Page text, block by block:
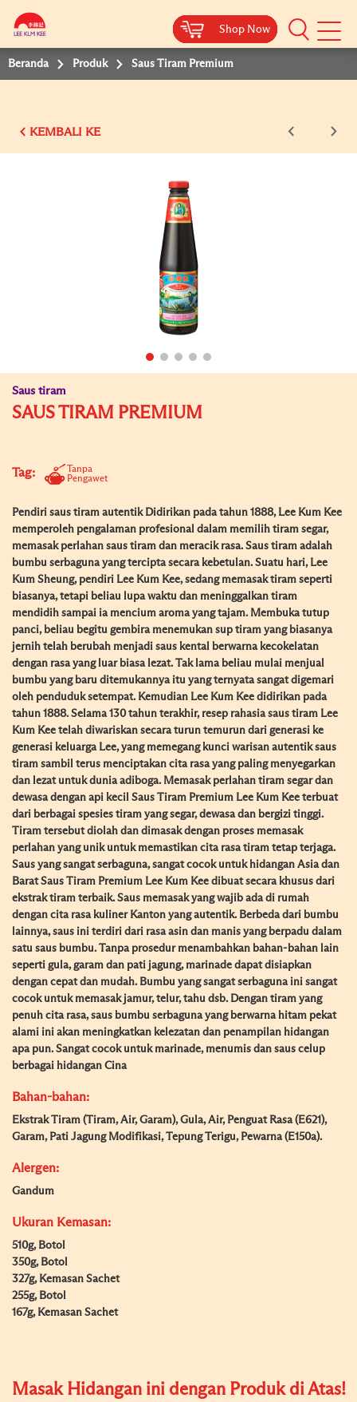
Shop Now
Shop Now
Shop Now
Shop Now
Shop Now
Beranda Produk Saus Tiram Premium
KEMBALI KE
Saus tiram
SAUS TIRAM PREMIUM
Tag:
Tanpa
Pengawet
Pendiri saus tiram autentik Didirikan pada tahun 1888, Lee Kum Kee
memperoleh pengalaman profesional dalam memilih tiram segar,
memasak perlahan saus tiram dan meracik rasa. Saus tiram adalah
bumbu serbaguna yang tercipta secara kebetulan. Suatu hari, Lee
Kum Sheung, pendiri Lee Kum Kee, sedang memasak tiram seperti
biasanya, tetapi beliau lupa waktu dan meninggalkan tiram
mendidih sampai ia mencium aroma yang tajam. Membuka tutup
panci, beliau begitu gembira menemukan sup tiram yang biasanya
jernih telah berubah menjadi saus kental berwarna kecokelatan
dengan rasa yang luar biasa lezat. Tak lama beliau mulai menjual
bumbu yang baru ditemukannya itu yang ternyata sangat digemari
oleh penduduk setempat. Kemudian Lee Kum Kee didirikan pada
tahun 1888. Selama 130 tahun terakhir, resep rahasia saus tiram Lee
Kum Kee telah diwariskan secara turun temurun dari generasi ke
generasi keluarga Lee, yang memegang kunci warisan autentik saus
tiram sambil terus menciptakan cita rasa yang paling menyegarkan
dan lezat untuk dunia adiboga. Memasak perlahan tiram segar dan
dewasa dengan api kecil Saus Tiram Premium Lee Kum Kee terbuat
dari berbagai spesies tiram yang segar, dewasa dan bergizi tinggi.
Tiram tersebut diolah dan dimasak dengan proses memasak
perlahan yang unik untuk memastikan cita rasa tiram tetap terjaga.
Saus yang sangat serbaguna, sangat cocok untuk hidangan Asia dan
Barat Saus Tiram Premium Lee Kum Kee dibuat secara khusus dari
ekstrak tiram terbaik. Saus memasak yang wajib ada di rumah
dengan cita rasa kuliner Kanton yang autentik. Berbeda dari bumbu
lainnya, saus ini terdiri dari rasa asin dan manis yang berpadu dalam
satu saus bumbu. Tanpa prosedur menambahkan bahan-bahan lain
seperti gula, garam dan pati jagung, marinade dapat disiapkan
dengan cepat dan mudah. Bumbu yang sangat serbaguna ini sangat
cocok untuk memasak jamur, telur, tahu dsb. Dengan tiram yang
penuh cita rasa, saus bumbu serbaguna yang berwarna hitam pekat
alami ini akan meningkatkan kelezatan dan penampilan hidangan
apa pun. Sangat cocok untuk marinade, menumis dan saus celup
berbagai hidangan Cina
Bahan-bahan:
Ekstrak Tiram (Tiram, Air, Garam), Gula, Air, Penguat Rasa (E621),
Garam, Pati Jagung Modifikasi, Tepung Terigu, Pewarna (E150a).
Alergen:
Gandum
Ukuran Kemasan:
510g, Botol
350g, Botol
327g, Kemasan Sachet
255g, Botol
167g, Kemasan Sachet
Masak Hidangan ini dengan Produk di Atas!